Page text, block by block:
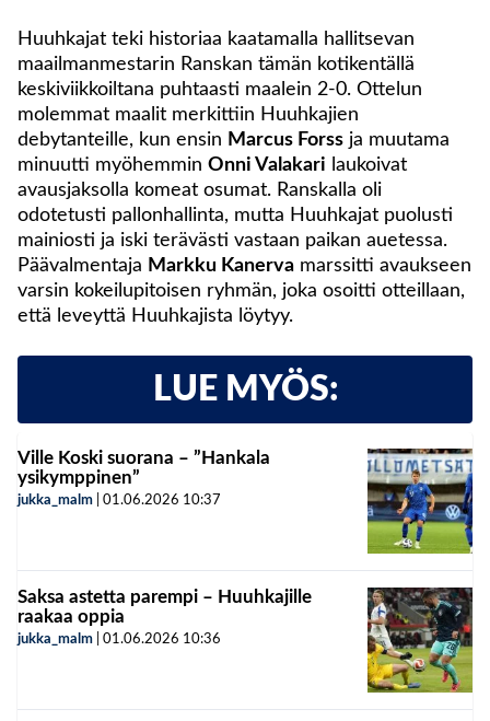
Huuhkajat teki historiaa kaatamalla hallitsevan
maailmanmestarin Ranskan tämän kotikentällä
keskiviikkoiltana puhtaasti maalein 2-0. Ottelun
molemmat maalit merkittiin Huuhkajien
debytanteille, kun ensin Marcus Forss ja muutama
minuutti myöhemmin Onni Valakari laukoivat
avausjaksolla komeat osumat. Ranskalla oli
odotetusti pallonhallinta, mutta Huuhkajat puolusti
mainiosti ja iski terävästi vastaan paikan auetessa.
Päävalmentaja Markku Kanerva marssitti avaukseen
varsin kokeilupitoisen ryhmän, joka osoitti otteillaan,
että leveyttä Huuhkajista löytyy.
LUE MYÖS:
Ville Koski suorana – ”Hankala
ysikymppinen”
jukka_malm 01.06.2026 10:37
Saksa astetta parempi – Huuhkajille
raakaa oppia
jukka_malm 01.06.2026 10:36